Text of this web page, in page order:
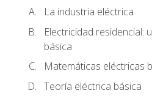
La industria eléctrica
Electricidad residencial:
básica
Matemáticas eléctricas
Teoría eléctrica básica